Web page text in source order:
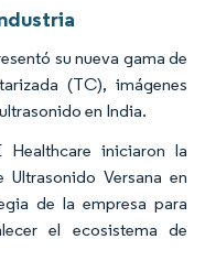
su nueva gama de
(TC), imágenes
en India.
iniciaron la
Versana en
de la empresa para
el ecosistema de